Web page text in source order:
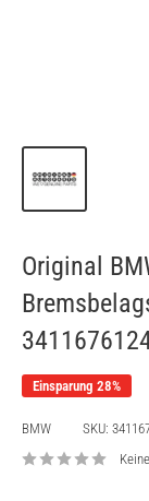
Original
Einsparung 28%
BMW SKU: